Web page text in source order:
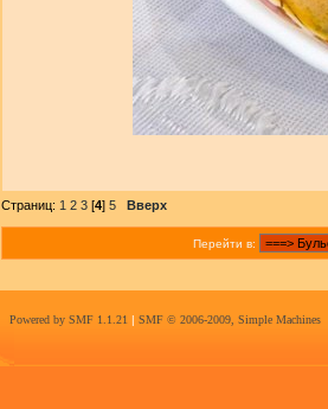
Страниц: 1 2 3 [4] 5 Вверх
Перейти в:
Powered by SMF 1.1.21 | SMF © 2006-2009, Simple Machines